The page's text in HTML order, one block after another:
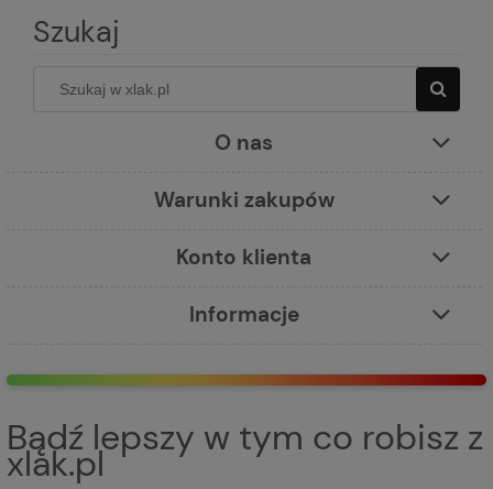
Szukaj
O nas
Warunki zakupów
Konto klienta
Informacje
Bądź lepszy w tym co robisz z
xlak.pl